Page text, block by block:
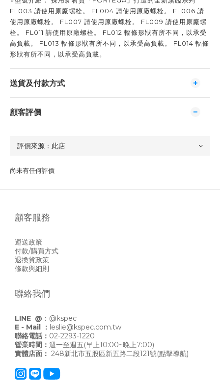
FL003 請使用原廠螺栓。 FL004 請使用原廠螺栓。 FL006 請
使用原廠螺栓。 FL007 請使用原廠螺栓。 FL009 請使用原廠螺
栓。 FL011 請使用原廠螺栓。 FL012 輻條形狀有所不同，以承受
高負載。 FL013 輻條形狀有所不同，以承受高負載。 FL014 輻條
形狀有所不同，以承受高負載。
送貨及付款方式
顧客評價
尚未有任何評價
顧客服務
運送政策
付款/購買方式
退換貨政策
條款與細則
聯絡我們
LINE @ ： @kspec
E - Mail ： leslie@kspec.com.tw
聯絡電話： 02-2293-1220
營業時間： 週一至週五(早上10:00~晚上7:00)
實體店面： 248新北市五股區新五路二段121號(點擊導航)